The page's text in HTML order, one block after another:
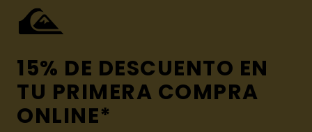
15% DE DESCUENTO EN
TU PRIMERA COMPRA
ONLINE*